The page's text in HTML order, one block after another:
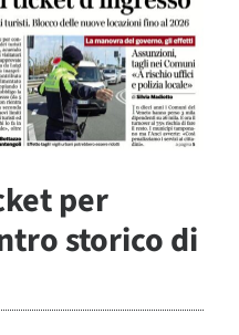
per
storico di